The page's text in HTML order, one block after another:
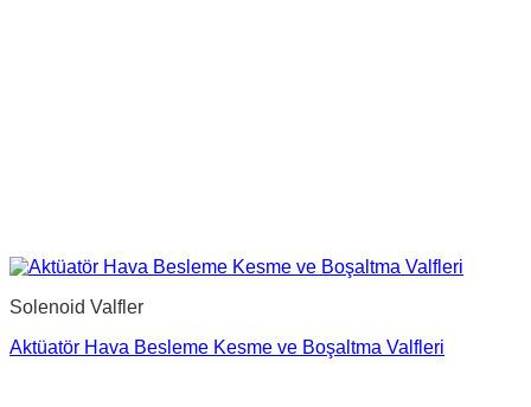
Solenoid Valfler
Aktüatör Hava Besleme Kesme ve Boşaltma Valfleri